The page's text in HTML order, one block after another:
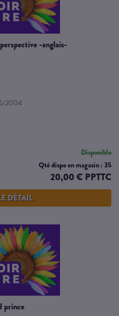
-anglais-
2004
Disponible
Qté dispo en magasin : 35
20,00 € PPTTC
DÉTAIL
prince